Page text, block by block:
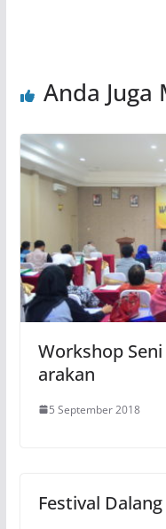
Anda Juga
Workshop
arakan
5 September 2018
Festival